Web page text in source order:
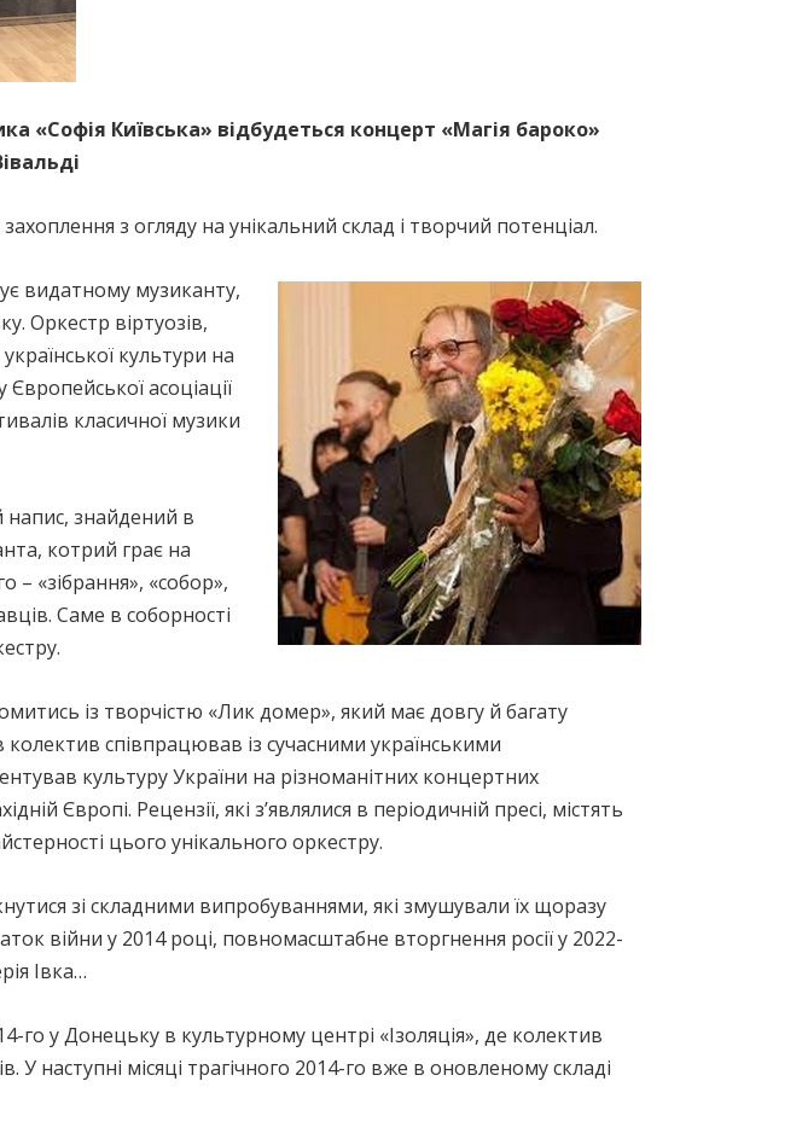
«Софія Київська» відбудеться концерт «Магія бароко»
з огляду на унікальний склад і творчий потенціал.
видатному музиканту,
Оркестр віртуозів,
культури на
асоціації
класичної музики
знайдений в
котрий грає на
– «зібрання», «собор»,
Саме в соборності
із творчістю «Лик домер», який має довгу й багату
колектив співпрацював із сучасними українськими
культуру України на різноманітних концертних
Європі. Рецензії, які з’являлися в періодичній пресі, містять
цього унікального оркестру.
зі складними випробуваннями, які змушували їх щоразу
війни у 2014 році, повномасштабне вторгнення росії у 2022-
Івка…
го у Донецьку в культурному центрі «Ізоляція», де колектив
наступні місяці трагічного 2014-го вже в оновленому складі